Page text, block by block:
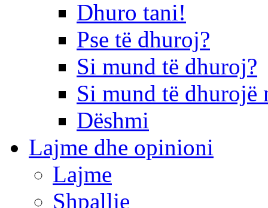
Dhuro tani!
Pse të dhuroj?
Si mund të dhuroj?
Si mund të dhurojë
Dëshmi
Lajme dhe opinioni
Lajme
Shpallje